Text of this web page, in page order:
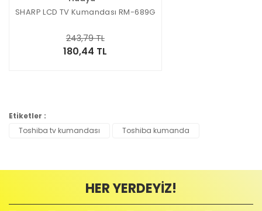
SHARP LCD TV Kumandası RM-689G
180,44 TL
243,79 TL
Etiketler :
Toshiba tv kumandası
Toshiba kumanda
HER YERDEYİZ!